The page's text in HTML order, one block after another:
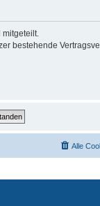
mitgeteilt.
bestehende
Alle